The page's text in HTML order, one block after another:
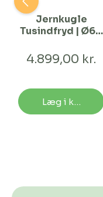
Jernkugle
Tusindfryd | Ø60
4.899,00 kr.
Læg i kurv